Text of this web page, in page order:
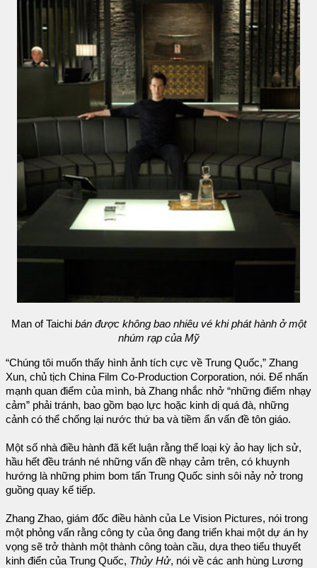
Man of Taichi bán được không bao nhiêu vé khi phát hành ở một
nhúm rạp của Mỹ
“Chúng tôi muốn thấy hình ảnh tích cực về Trung Quốc,” Zhang
Xun, chủ tịch China Film Co-Production Corporation, nói. Để nhấn
mạnh quan điểm của mình, bà Zhang nhắc nhở “những điểm nhạy
cảm” phải tránh, bao gồm bạo lực hoặc kinh dị quá đà, những
cảnh có thể chống lại nước thứ ba và tiềm ẩn vấn đề tôn giáo.
Một số nhà điều hành đã kết luận rằng thể loại kỳ ảo hay lịch sử,
hầu hết đều tránh né những vấn đề nhạy cảm trên, có khuynh
hướng là những phim bom tấn Trung Quốc sinh sôi nảy nở trong
guồng quay kế tiếp.
Zhang Zhao, giám đốc điều hành của Le Vision Pictures, nói trong
một phỏng vấn rằng công ty của ông đang triển khai một dự án hy
vọng sẽ trở thành một thành công toàn cầu, dựa theo tiểu thuyết
kinh điển của Trung Quốc, Thủy Hử, nói về các anh hùng Lương